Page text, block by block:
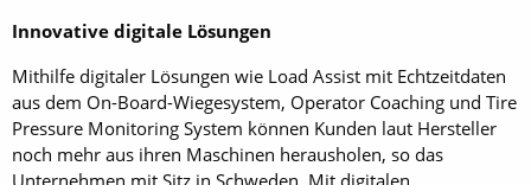
Innovative digitale Lösungen
Mithilfe digitaler Lösungen wie Load Assist mit Echtzeitdaten
aus dem On-Board-Wiegesystem, Operator Coaching und Tire
Pressure Monitoring System können Kunden laut Hersteller
noch mehr aus ihren Maschinen herausholen, so das